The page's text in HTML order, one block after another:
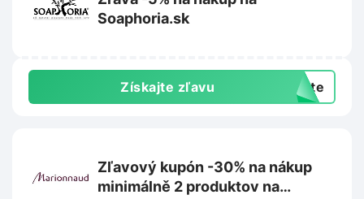
Soaphoria.sk
Získajte zľavu exte
Zľavový kupón -30% na nákup
minimálně 2 produktov na